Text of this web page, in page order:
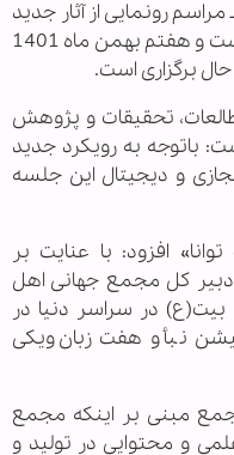
رونمایی از آثار جدید
مجمع جهانی اهل بیت(ع)، امروز بیست و هفتم بهمن ماه 1401
برگزاری است.
تحقیقات و پژوهش
باتوجه به رویکرد جدید
و دیجیتال این جلسه
افزود: با عنایت بر
کل مجمع جهانی اهل
در سراسر دنیا در
نبأ و هفت زبان ویکی
مبنی بر اینکه مجمع
و محتوایی در تولید و